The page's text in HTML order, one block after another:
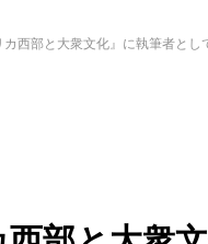
西部と大衆文化』に執筆者とし